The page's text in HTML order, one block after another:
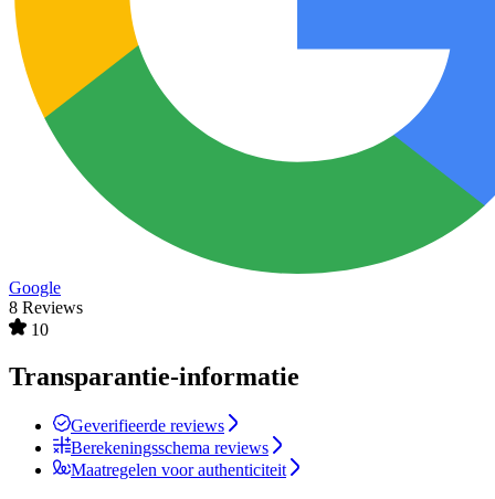
Google
8 Reviews
10
Transparantie-informatie
Geverifieerde reviews
Berekeningsschema reviews
Maatregelen voor authenticiteit